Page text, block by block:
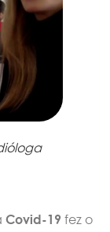
Covid-19 fez o